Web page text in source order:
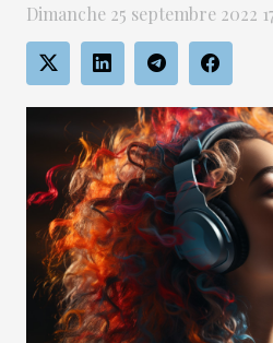
Dimanche 25 septembre 2022